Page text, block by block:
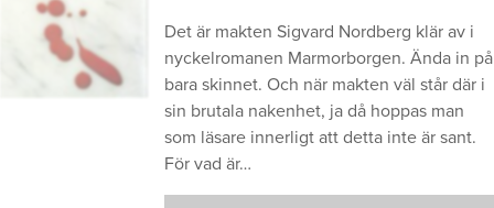
Det är makten Sigvard Nordberg klär av i
nyckelromanen Marmorborgen. Ända in på
bara skinnet. Och när makten väl står där i
sin brutala nakenhet, ja då hoppas man
som läsare innerligt att detta inte är sant.
För vad är…